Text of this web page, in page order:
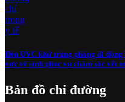
Đèn UVC khử trùng phòng di
vực vệ sinh phục vụ chăm sóc vết
Bản đồ chỉ đường